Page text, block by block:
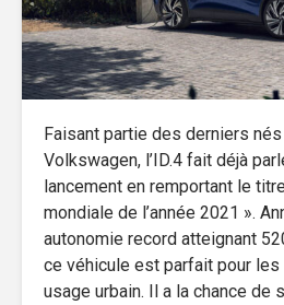
Faisant partie des derniers
Volkswagen, l’ID.4 fait déjà
lancement en remportant le
mondiale de l’année 2021 ».
autonomie record atteignant
ce véhicule est parfait pour
usage urbain. Il a la chance de